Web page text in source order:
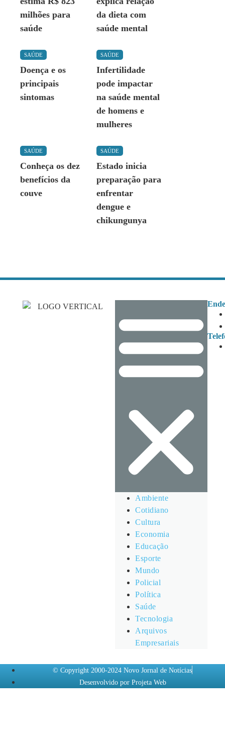
milhões para
saúde
da dieta com
saúde mental
SAÚDE
Doença e os
principais
sintomas
SAÚDE
Infertilidade
pode impactar
na saúde mental
de homens e
mulheres
SAÚDE
Conheça os dez
benefícios da
couve
SAÚDE
Estado inicia
preparação para
enfrentar
dengue e
chikungunya
Ambiente
Cotidiano
Cultura
Economia
Educação
Esporte
Mundo
Policial
Política
Saúde
Tecnologia
Arquivos
Empresariais
© Copyright 2000-2024 Novo Jornal de Notícias
Desenvolvido por Projeta Web